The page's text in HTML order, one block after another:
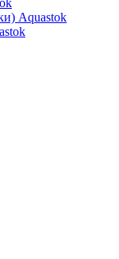
Aquastok